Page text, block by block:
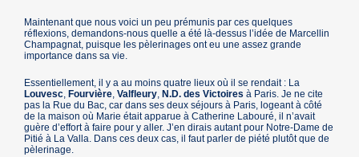
Maintenant que nous voici un peu prémunis par ces quelques
réflexions, demandons-nous quelle a été là-dessus l’idée de Marcellin
Champagnat, puisque les pèlerinages ont eu une assez grande
importance dans sa vie.
Essentiellement, il y a au moins quatre lieux où il se rendait : La
Louvesc, Fourvière,Valfleury, N.D. des Victoires à Paris. Je ne cite
pas la Rue du Bac, car dans ses deux séjours à Paris, logeant à côté
de la maison où Marie était apparue à Catherine Labouré, il n’avait
guère d’effort à faire pour y aller. J’en dirais autant pour Notre-Dame de
Pitié à La Valla. Dans ces deux cas, il faut parler de piété plutôt que de
pèlerinage.